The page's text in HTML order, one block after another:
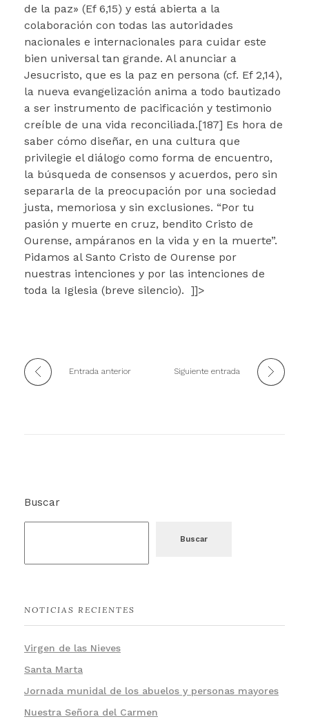
de la paz» (Ef 6,15) y está abierta a la
colaboración con todas las autoridades
nacionales e internacionales para cuidar este
bien universal tan grande. Al anunciar a
Jesucristo, que es la paz en persona (cf. Ef 2,14),
la nueva evangelización anima a todo bautizado
a ser instrumento de pacificación y testimonio
creíble de una vida reconciliada.[187] Es hora de
saber cómo diseñar, en una cultura que
privilegie el diálogo como forma de encuentro,
la búsqueda de consensos y acuerdos, pero sin
separarla de la preocupación por una sociedad
justa, memoriosa y sin exclusiones. “Por tu
pasión y muerte en cruz, bendito Cristo de
Ourense, ampáranos en la vida y en la muerte”.
Pidamos al Santo Cristo de Ourense por
nuestras intenciones y por las intenciones de
toda la Iglesia (breve silencio). ]]>
Entrada anterior Siguiente entrada
Buscar
Buscar
NOTICIAS RECIENTES
Virgen de las Nieves
Santa Marta
Jornada munidal de los abuelos y personas mayores
Nuestra Señora del Carmen